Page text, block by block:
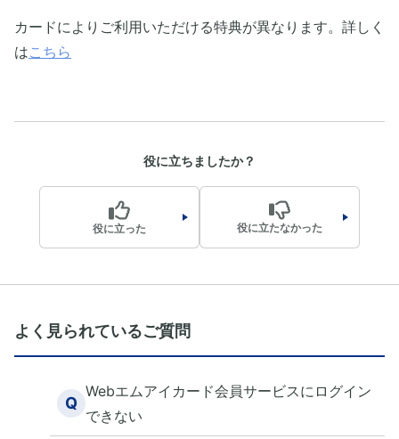
カードによりご利用いただける特典が異なります。詳しく
はこちら
役に立ちましたか？
役に立った 役に立たなかった
よく見られているご質問
Q
Webエムアイカード会員サービスにログイン
できない